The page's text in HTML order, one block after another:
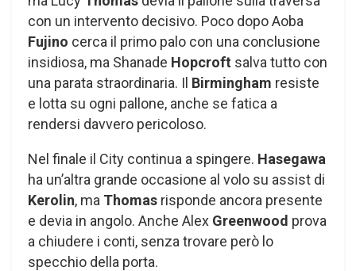
con un intervento decisivo. Poco dopo Aoba
Fujino cerca il primo palo con una conclusione
insidiosa, ma Shanade Hopcroft salva tutto con
una parata straordinaria. Il Birmingham resiste
e lotta su ogni pallone, anche se fatica a
rendersi davvero pericoloso.
Nel finale il City continua a spingere. Hasegawa
ha un’altra grande occasione al volo su assist di
Kerolin, ma Thomas risponde ancora presente
e devia in angolo. Anche Alex Greenwood prova
a chiudere i conti, senza trovare però lo
specchio della porta.